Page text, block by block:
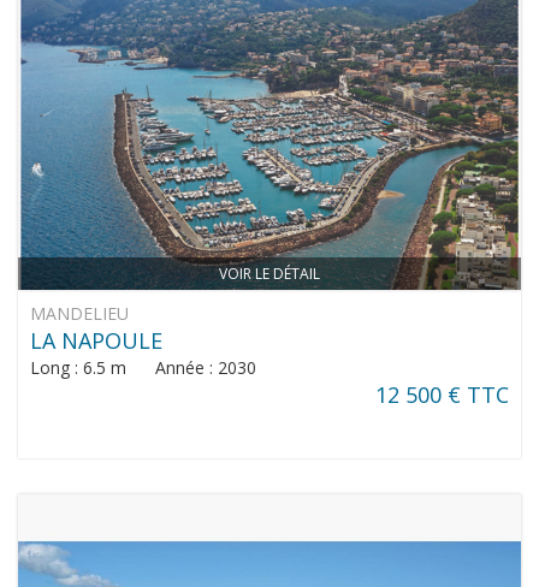
VOIR LE DÉTAIL
MANDELIEU
LA NAPOULE
Long : 6.5 m Année : 2030
12 500 € TTC